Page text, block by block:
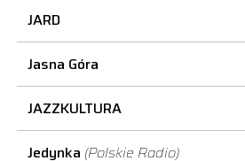
JARD
Jasna Góra
JAZZKULTURA
Jedynka (Polskie Radio)